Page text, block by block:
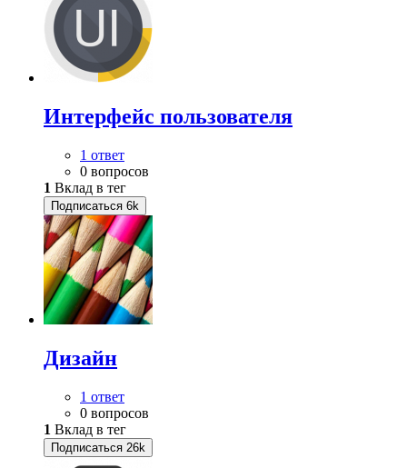
Интерфейс пользователя
1 ответ
0 вопросов
1 Вклад в тег
Подписаться 6k
Дизайн
1 ответ
0 вопросов
1 Вклад в тег
Подписаться 26k